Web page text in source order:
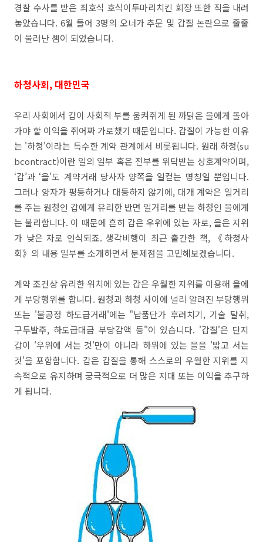
경찰 수사를 받은 최호식 호식이두마리치킨 회장 또한 직을 내려
놓았습니다. 6월 들어 3명의 오너가 추문 및 갑질 논란으로 줄줄
이 물러난 셈이 되었습니다.
하청사회, 대한민국
우리 사회에서 갑이 사회적 부를 움켜쥐게 된 까닭은 을에게 돌아
가야 할 이익을 쥐어짜 가로챘기 때문입니다. 갑질이 가능한 이유
는 '하청'이라는 특수한 계약 관계에서 비롯됩니다. 원래 하청(su
bcontract)이란 일의 일부 혹은 전부를 위탁받는 상호계약이며,
‘갑’과 ‘을’도 계약거래 당사자 양쪽을 일컫는 명칭일 뿐입니다.
그러나 양자가 평등하거나 대등하지 않기에, 대개 계약은 일거리
를 주는 원청인 갑에게 유리한 반면 일거리를 받는 하청인 을에게
는 불리합니다. 이 때문에 흔히 갑은 우위에 있는 자로, 을은 지위
가 낮은 자로 인식되죠. 생각비행이 최근 출간한 책, 《하청사
회》의 내용 일부를 소개하면서 문제점을 고민해보겠습니다.
계약 조건상 유리한 위치에 있는 갑은 우월한 지위를 이용해 을에
게 부당행위를 합니다. 원청과 하청 사이에 널리 알려진 부당행위
또는 '불공정 하도급거래'에는 "납품단가 후려치기, 기술 탈취,
구두발주, 하도급대금 부당감액 등"이 있습니다. '갑질'은 단지
갑이 '우위에 서는 것'만이 아니라 하위에 있는 을을 '밟고 서는
것'을 포함합니다. 갑은 갑질을 통해 스스로의 우월한 지위를 지
속적으로 유지하며 궁극적으로 더 많은 지대 또는 이익을 추구하
게 됩니다.